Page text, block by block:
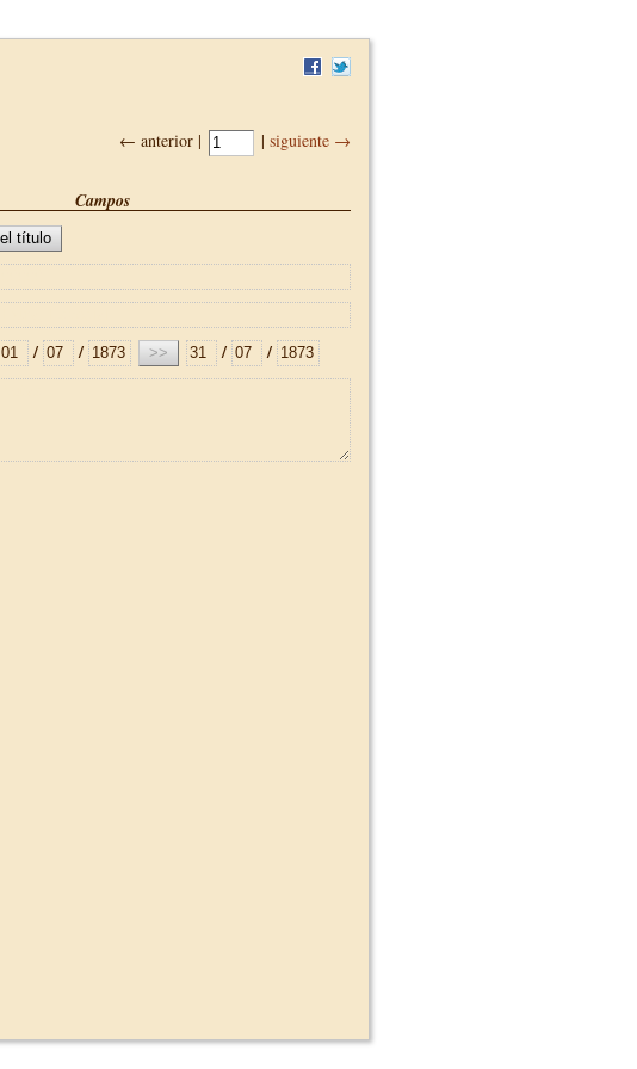
← anterior | | siguiente →
Campos
/ / / /